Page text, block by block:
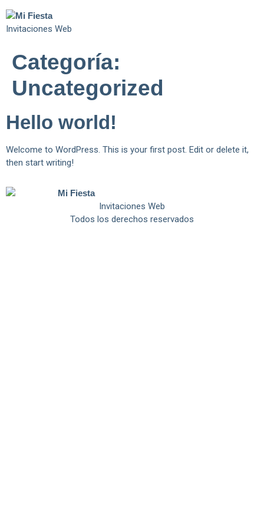
Invitaciones Web
Categoría:
Uncategorized
Hello world!
Welcome to WordPress. This is your first post. Edit or delete it,
then start writing!
Invitaciones Web
Todos los derechos reservados